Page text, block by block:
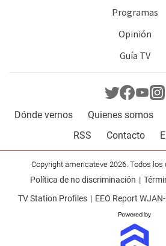
Programas
Opinión
Guía TV
Dónde vernos Quienes somos
RSS
Contacto
Copyright americateve 2026. Todos los
Política de no discriminación
TV Station Profiles
EEO Report